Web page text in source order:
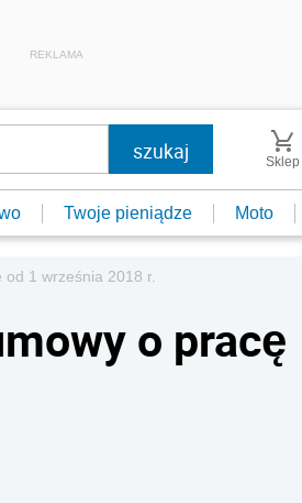
REKLAMA
Sklep
Twoje pieniądze Moto
1 września 2018 r.
o pracę